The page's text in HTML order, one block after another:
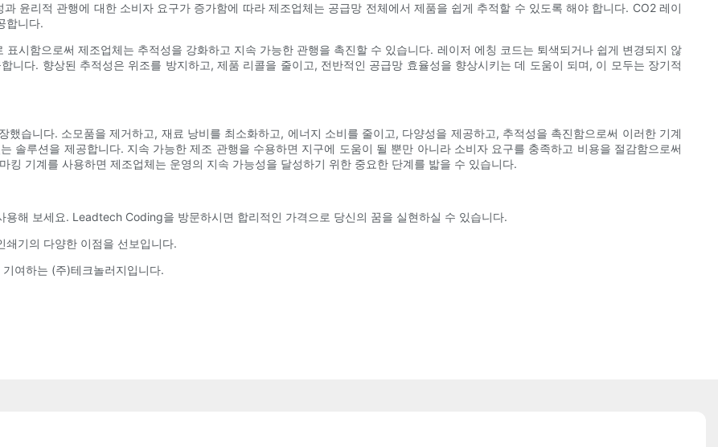
윤리적 관행에 대한 소비자 요구가 증가함에 따라 제조업체는 공급망 전체에서 제품을 쉽게 추적할 수 있도록 해야 합니다. CO2 레이
합니다.
시함으로써 제조업체는 추적성을 강화하고 지속 가능한 관행을 촉진할 수 있습니다. 레이저 에칭 코드는 퇴색되거나 쉽게 변경되지 않
니다. 향상된 추적성은 위조를 방지하고, 제품 리콜을 줄이고, 전반적인 공급망 효율성을 향상시키는 데 도움이 되며, 이 모두는 장기적
습니다. 소모품을 제거하고, 재료 낭비를 최소화하고, 에너지 소비를 줄이고, 다양성을 제공하고, 추적성을 촉진함으로써 이러한 기계
솔루션을 제공합니다. 지속 가능한 제조 관행을 수용하면 지구에 도움이 될 뿐만 아니라 소비자 요구를 충족하고 비용을 절감함으로써
킹 기계를 사용하면 제조업체는 운영의 지속 가능성을 달성하기 위한 중요한 단계를 밟을 수 있습니다.
해 보세요. Leadtech Coding을 방문하시면 합리적인 가격으로 당신의 꿈을 실현하실 수 있습니다.
기의 다양한 이점을 선보입니다.
여하는 (주)테크놀러지입니다.